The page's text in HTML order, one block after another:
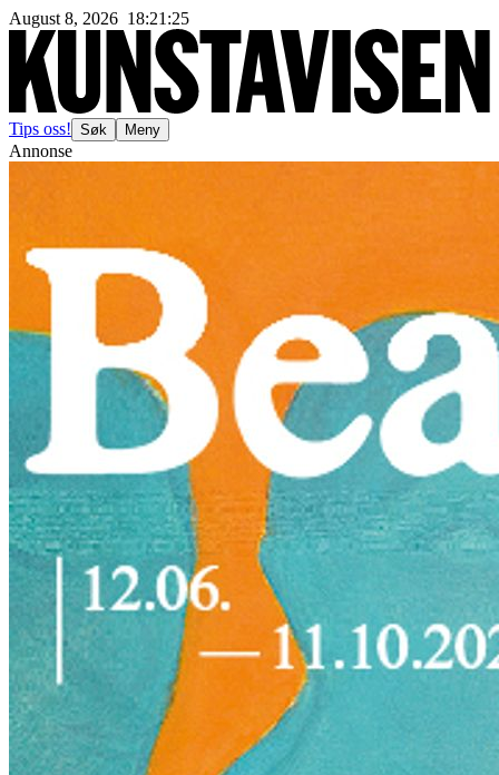
August 8, 2026 18:21 :27
Tips oss! Søk Meny
Annonse